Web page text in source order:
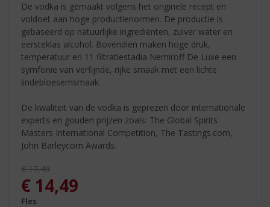
De vodka is gemaakt volgens het originele recept en
voldoet aan hoge productienormen. De productie is
gebaseerd op natuurlijke ingrediënten, zuiver water en
eersteklas alcohol. Bovendien maken hoge druk,
temperatuur en 11 filtratiestadia Nemiroff De Luxe een
symfonie van verfijnde, rijke smaak met een lichte
lindebloesemsmaak.
De kwaliteit van de vodka is geprezen door internationale
experts en gouden prijzen zoals: The Global Spirits
Masters International Competition, The Tastings.com,
John Barleycorn Awards.
Originele prijs was:
€17,49
, Huidige prijs is:
€ 14,49
Fles